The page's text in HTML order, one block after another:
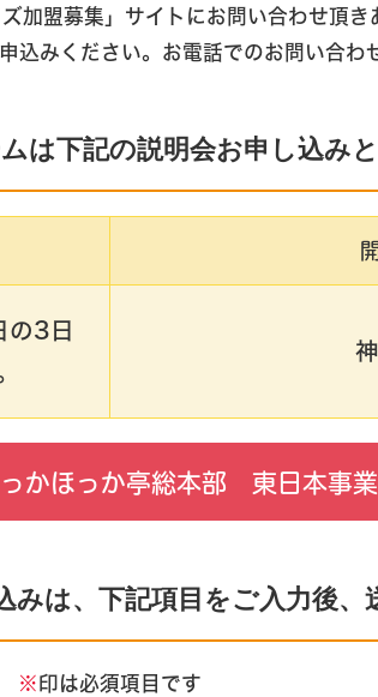
加盟募集」サイトにお問い合わせ頂き
みください。お電話でのお問い合わ
は下記の説明会お申し込み
3日
かほっか亭総本部 東日本事
みは、下記項目をご入力後、
※印は必須項目です